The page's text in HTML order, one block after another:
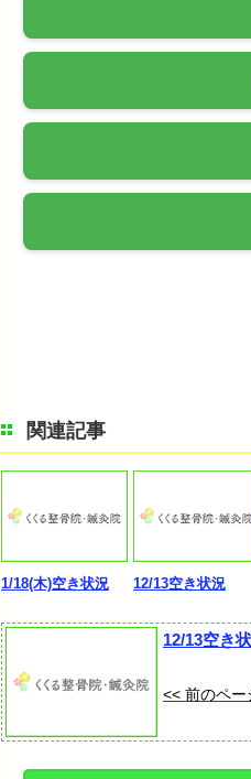
関連記事
1/18(木)空き状況 12/13空き状況
12/13空き
<< 前のペー